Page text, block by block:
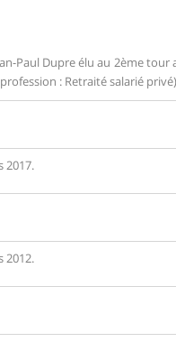
Paul Dupre élu au 2ème tour
: Retraité salarié privé)
2017.
2012.